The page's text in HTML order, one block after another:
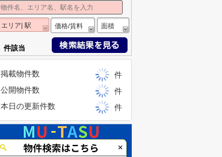
エリア| 駅 価格/賃料 面積
件該当
掲載物件数
件
公開物件数
件
本日の更新件数
件